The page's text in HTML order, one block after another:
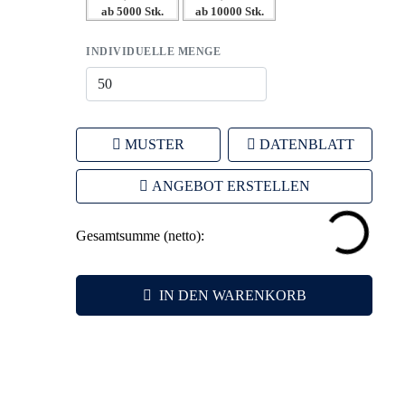
Mindestbestellmenge von nur 1 Set.
ab 5000 Stk. ab 10000 Stk.
INDIVIDUELLE MENGE
MUSTER DATENBLATT
ANGEBOT ERSTELLEN
Gesamtsumme (netto):
IN DEN WARENKORB